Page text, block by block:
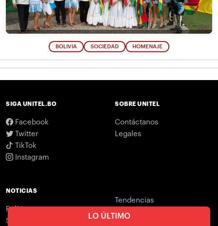
LO ÚLTIMO
BOLIVIA SOCIEDAD HOMENAJE
SIGA UNITEL.BO
Facebook
Twitter
TikTok
Instagram
SOBRE UNITEL
Contáctanos
Legales
NOTICIAS
Política
Seguridad
Tendencias
Branded content